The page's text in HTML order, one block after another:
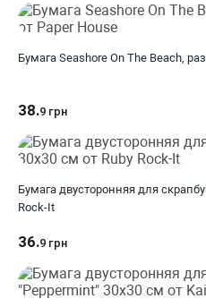
Бумага Seashore On The Beach,
38.9 грн
Бумага двусторонняя для
Rock-It
36.9 грн